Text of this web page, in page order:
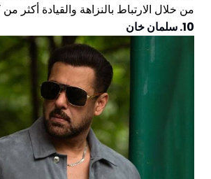
من خلال الارتباط بالنزاهة والقيادة أكثر
10. سلمان خان